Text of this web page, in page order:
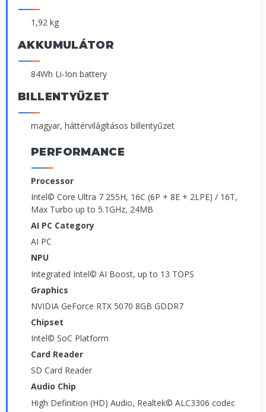
1,92 kg
AKKUMULÁTOR
84Wh Li-Ion battery
BILLENTYŰZET
magyar, háttérvilágításos billentyűzet
PERFORMANCE
Processor
Intel© Core Ultra 7 255H, 16C (6P + 8E + 2LPE) / 16T,
Max Turbo up to 5.1GHz, 24MB
AI PC Category
AI PC
NPU
Integrated Intel© AI Boost, up to 13 TOPS
Graphics
NVIDIA GeForce RTX 5070 8GB GDDR7
Chipset
Intel© SoC Platform
Card Reader
SD Card Reader
Audio Chip
High Definition (HD) Audio, Realtek© ALC3306 codec